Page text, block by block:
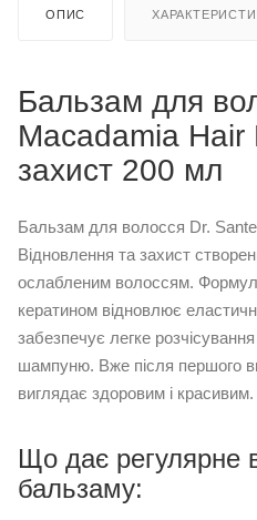
ОПИС
Бальзам для
Macadamia Hair
захист 200 мл
Бальзам для волосся Dr.
Відновлення та захист
ослабленим волоссям.
кератином відновлює
забезпечує легке
шампуню. Вже після першого
виглядає здоровим і красивим.
Що дає регулярне
бальзаму: